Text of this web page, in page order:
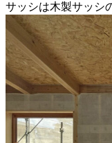
サッシは木製サッシ